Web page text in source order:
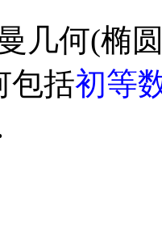
几何(椭
包括初等